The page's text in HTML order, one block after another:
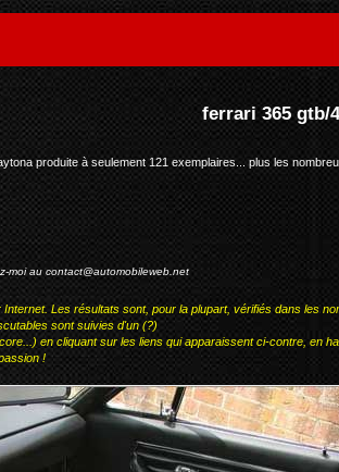
365 gtb/4 daytona spider "plexi"
produite à seulement 121 exemplaires... plus les
moi au contact@automobileweb.net
Les résultats sont, pour la plupart, vérifiés dans les
sont suivies d'un (?)
en cliquant sur les liens qui apparaissent ci-contre, en
!